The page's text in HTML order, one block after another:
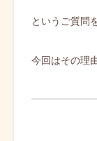
というご質問
今回はその理